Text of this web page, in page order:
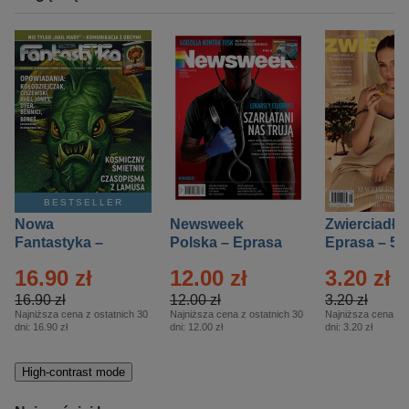
BESTSELLER
Nowa
Fantastyka –
16.90 zł
16.90 zł
Najniższa cena z ostatnich 30
dni: 16.90 zł
Newsweek
Polska – Eprasa
12.00 zł
12.00 zł
Najniższa cena z ostatnich 30
dni: 12.00 zł
Zwierciadło
Eprasa – 5/
3.20 zł
3.20 zł
Najniższa cena z
dni: 3.20 zł
High-contrast mode